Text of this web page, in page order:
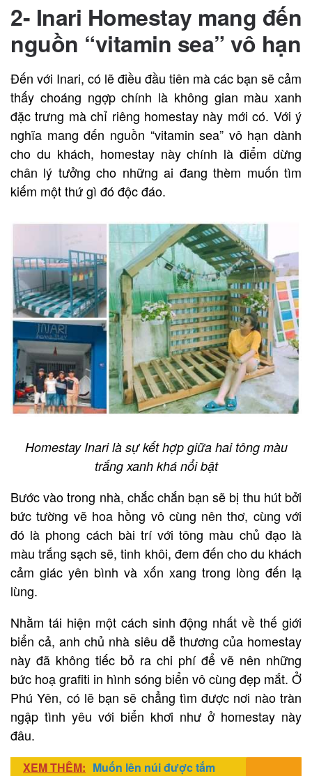
2- Inari Homestay mang đến
nguồn “vitamin sea” vô hạn
Đến với Inari, có lẽ điều đầu tiên mà các bạn sẽ cảm
thấy choáng ngợp chính là không gian màu xanh
đặc trưng mà chỉ riêng homestay này mới có. Với ý
nghĩa mang đến nguồn “vitamin sea” vô hạn dành
cho du khách, homestay này chính là điểm dừng
chân lý tưởng cho những ai đang thèm muốn tìm
kiếm một thứ gì đó độc đáo.
Homestay Inari là sự kết hợp giữa hai tông màu
trắng xanh khá nổi bật
Bước vào trong nhà, chắc chắn bạn sẽ bị thu hút bởi
bức tường vẽ hoa hồng vô cùng nên thơ, cùng với
đó là phong cách bài trí với tông màu chủ đạo là
màu trắng sạch sẽ, tinh khôi, đem đến cho du khách
cảm giác yên bình và xốn xang trong lòng đến lạ
lùng.
Nhằm tái hiện một cách sinh động nhất về thế giới
biển cả, anh chủ nhà siêu dễ thương của homestay
này đã không tiếc bỏ ra chi phí để vẽ nên những
bức hoạ grafiti in hình sóng biển vô cùng đẹp mắt. Ở
Phú Yên, có lẽ bạn sẽ chẳng tìm được nơi nào tràn
ngập tình yêu với biển khơi như ở homestay này
đâu.
XEM THÊM: Muốn lên núi được tắm